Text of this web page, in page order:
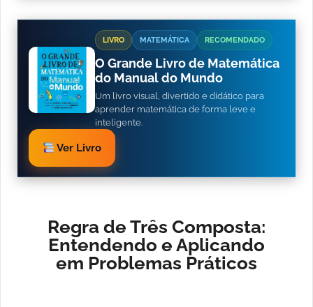
LIVRO MATEMÁTICA RECOMENDADO
O Grande Livro de Matemática
do Manual do Mundo
Um livro visual, divertido e didático para
aprender matemática de forma leve e
inteligente.
Ver Livro
Regra de Três Composta:
Entendendo e Aplicando
em Problemas Práticos